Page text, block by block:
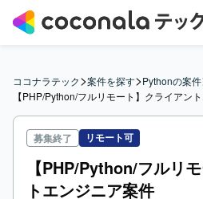
ココナラテック>案件を探す>Pythonの案件
【PHP/Python/フルリモート】クライアン
募集終了 リモート可
【PHP/Python/フルリ
トエンジニア案件